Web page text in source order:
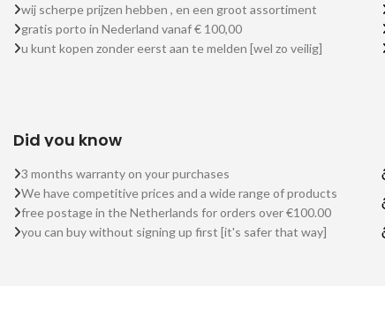
wij scherpe prijzen hebben , en een groot assortiment
gratis porto in Nederland vanaf € 100,00
u kunt kopen zonder eerst aan te melden [wel zo veilig]
Did you know
3 months warranty on your purchases
We have competitive prices and a wide range of products
free postage in the Netherlands for orders over €100.00
you can buy without signing up first [it's safer that way]